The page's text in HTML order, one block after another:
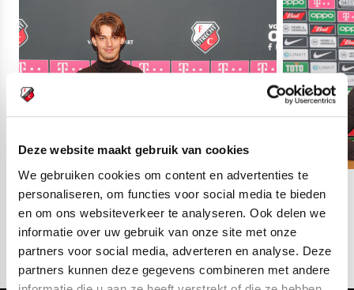
Deze website maakt gebruik van cookies
We gebruiken cookies om content en advertenties te
personaliseren, om functies voor social media te bieden
en om ons websiteverkeer te analyseren. Ook delen we
informatie over uw gebruik van onze site met onze
partners voor social media, adverteren en analyse. Deze
partners kunnen deze gegevens combineren met andere
02fotos